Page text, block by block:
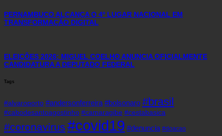
PERNAMBUCO ALCANÇA O 4º LUGAR NACIONAL EM
TRANSFORMAÇÃO DIGITAL
ELEIÇÕES 2026: MIGUEL COELHO ANUNCIA OFICIALMENTE
CANDIDATURA A DEPUTADO FEDERAL
Tags
#alvaroporto #andersonferreira #bolsonaro #brasil
#cabodesantoagostinho #camaragibe #cestabasica
#coronavirus #covid19 #denuncia #doacao